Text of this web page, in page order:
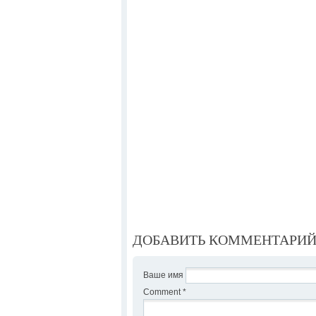
ДОБАВИТЬ КОММЕНТАРИЙ
Ваше имя
Comment *